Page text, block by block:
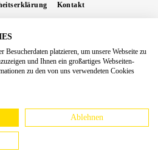
Kontakt
wenn nicht anders angegeben.
Forstinger Österreich GmbH
128 - 134/OG3, 3430 Tulln
Plattform hinzuweisen:
webgate.ec.europa.eu/odr
Besucherdaten platzieren, um unsere Webseite zu
und Ihnen ein großartiges Webseiten-
zu den von uns verwendeten Cookies
Ablehnen